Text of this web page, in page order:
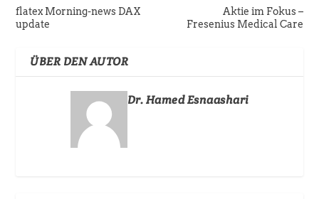
flatex Morning-news DAX
update
Aktie im Fokus –
Fresenius Medical Care
ÜBER DEN AUTOR
Dr. Hamed Esnaashari